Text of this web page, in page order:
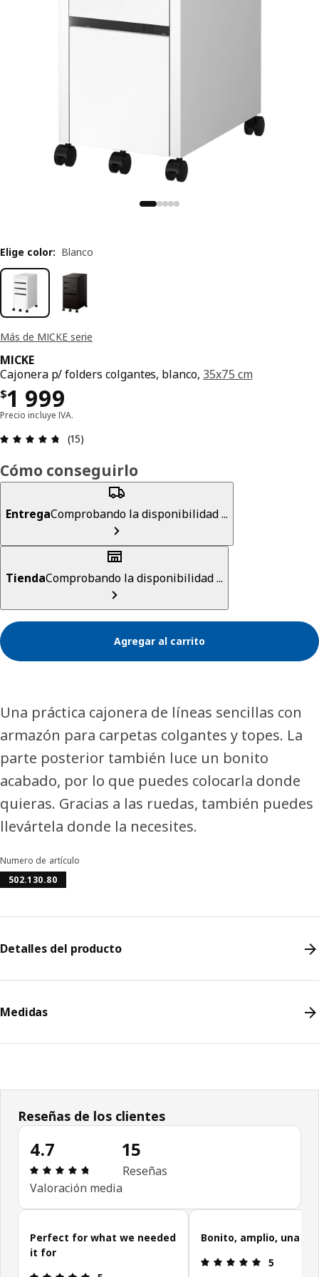
Más de MICKE serie
MICKE
Cajonera p/ folders colgantes, blanco, 35x75 cm
$1 999
Precio $ 1999
Precio incluye IVA.
Revisión: 4.7 fuera de 5 estrellas. Revisiones
(15)
Elige color: Blanco
Cómo conseguirlo
EntregaComprobando la disponibilidad ...
TiendaComprobando la disponibilidad ...
Agregar al carrito
Una práctica cajonera de líneas sencillas con
armazón para carpetas colgantes y topes. La
parte posterior también luce un bonito
acabado, por lo que puedes colocarla donde
quieras. Gracias a las ruedas, también puedes
llevártela donde la necesites.
Numero de artículo
502.130.80
Detalles del producto
Medidas
Reseñas de los clientes
4.7
Revisión: 4.7 fuera de 5 estrellas. Revisiones
Valoración media
15
Reseñas
Omitir reseñas de clientes
Perfect for what we needed
it for
Bonito, amplio, una
Revisión:
5